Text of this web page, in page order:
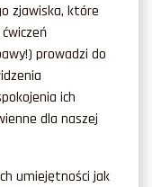
zjawiska, które
prowadzi do
ich
dla naszej
umiejętności jak